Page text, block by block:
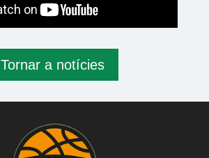
Tornar a notícies